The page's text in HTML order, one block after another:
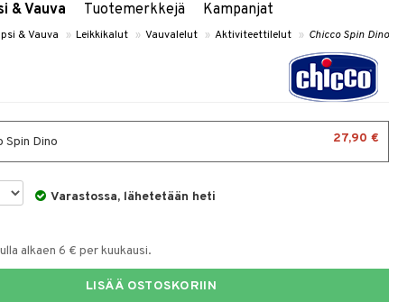
& Vauva Tuotemerkkejä Kampanjat
& Vauva » Leikkikalut » Vauvalelut » Aktiviteettilelut » Chicco Spin Dino
Spin Dino 27,90 €
Varastossa, lähetetään heti
alkaen 6 € per kuukausi.
LISÄÄ OSTOSKORIIN